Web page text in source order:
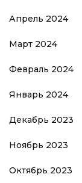
Апрель 2024
Март 2024
Февраль 2024
Январь 2024
Декабрь 2023
Ноябрь 2023
Октябрь 2023